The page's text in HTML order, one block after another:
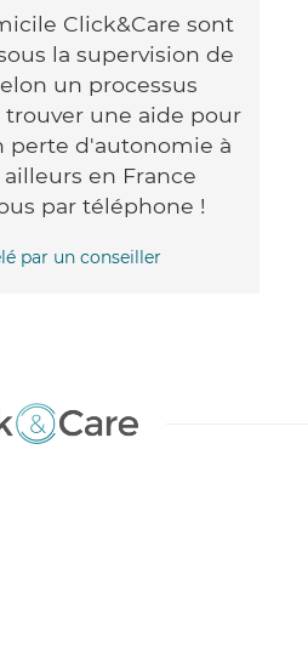
Click&Care sont
la supervision de
un processus
une aide pour
perte d'autonomie à
en France
par téléphone !
par un conseiller